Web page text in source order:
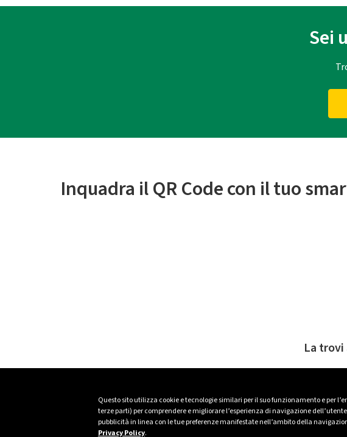
Questo sito utilizza cookie e tecnologie similari per il suo funzionamento e per
terze parti) per comprendere e migliorare l’esperienza di navigazione
pubblicità in linea con le tue preferenze manifestate nell’ambito della
Privacy Policy.
Sei
Inquadra il QR Code con il tuo
La